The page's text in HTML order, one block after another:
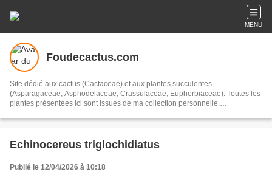
MENU
Foudecactus.com
Site dédié aux cactus (Cactaceae) et aux plantes succulentes
(Asparagaceae, Asphodelaceae, Crassulaceae, Euphorbiaceae). Toutes les
plantes présentées ici sont issues de ma collection personnelle.
Echinopsis, Ferocactus, Aloe, Copiapoa, Eriocyse, Notocactus, Kalanchloe,
Echinocereus triglochidiatus
Publié le 12/04/2026 à 10:18